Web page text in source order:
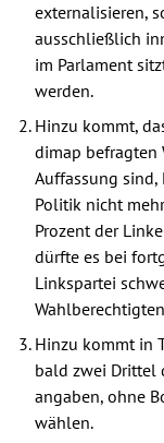
externalisieren,
ausschließlich
im Parlament
werden.
Hinzu kommt,
dimap befragten
Auffassung sind,
Politik nicht
Prozent der
dürfte es bei
Linkspartei
Hinzu kommt in
bald zwei Drittel
angaben, ohne
wählen.